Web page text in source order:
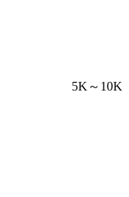
5K～10K